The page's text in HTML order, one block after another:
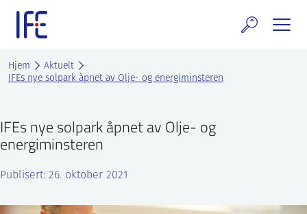
content
og tjenester
teknologi & eiendom
Hjem
Aktuelt
IFEs nye solpark åpnet av Olje- og energiminsteren
IFEs nye solpark åpnet av Olje- og
energiminsteren
Publisert: 26. oktober 2021